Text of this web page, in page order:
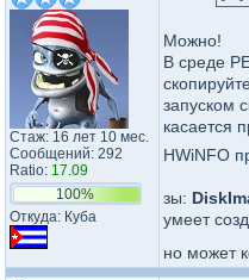
Стаж: 16 лет 10 мес.
Сообщений: 292
Ratio: 17.09
100%
Откуда: Куба
Можно!
В среде
запуском
касается
HWiNFO
зы:
умеет
но может